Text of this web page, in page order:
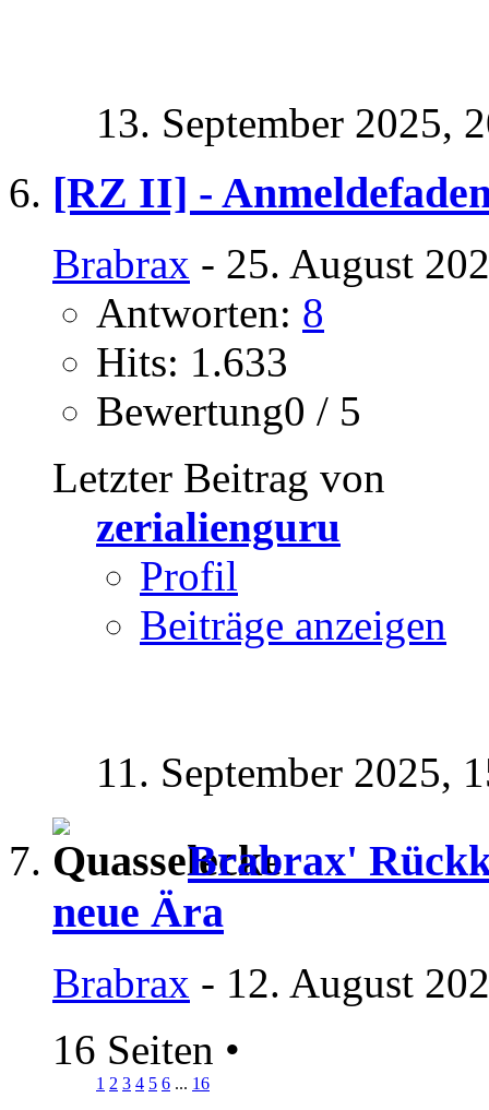
13. September 2025,
[RZ II] -
Brabrax - 25. August
Antworten: 8
Hits: 1.633
Bewertung0 / 5
Letzter Beitrag von
zerialienguru
Profil
Beiträge anzeigen
11. September 2025,
Brabrax'
neue Ära
Brabrax - 12. August
16 Seiten •
1 2 3 4 5 6 ... 16